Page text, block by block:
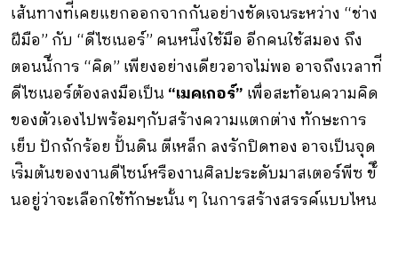
เส้นทางท่ีเคยแยกออกจากกันอย่างชัดเจนระหว่าง “ช่าง
ฝีมือ” กับ “ดีไซเนอร์” คนหน่ึงใช้มือ อีกคนใช้สมอง ถึง
ตอนน้ีการ “คิด” เพียงอย่างเดียวอาจไม่พอ อาจถึงเวลาท่ี
ดีไซเนอร์ต้องลงมือเป็น “เมคเกอร์” เพื่อสะท้อนความคิด
ของตัวเองไปพร้อมๆกับสร้างความแตกต่าง ทักษะการ
เย็บ ปักถักร้อย ปั้นดิน ตีเหล็ก ลงรักปิดทอง อาจเป็นจุด
เร่ิมต้นของงานดีไซน์หรืองานศิลปะระดับมาสเตอร์พีซ ข้ึ
นอยู่ว่าจะเลือกใช้ทักษะนั้น ๆ ในการสร้างสรรค์แบบไหน